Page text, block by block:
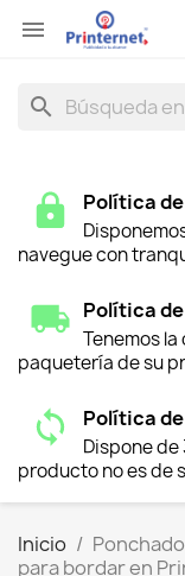

search
Política
navegue con
Política
Tenemos
paquetería de su
Política
Dispone
producto no es de
Inicio
para bordar en